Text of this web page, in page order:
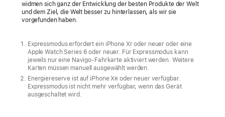
iPhone
und
Watch
vor
Kund:innen
können
widmen sich ganz der Entwicklung der besten Produkte der Welt
und dem Ziel, die Welt besser zu hinterlassen, als wir sie
vorgefunden haben.
Expressmodus erfordert ein iPhone Xr oder neuer oder eine
Apple Watch Series 6 oder neuer. Für Expressmodus kann
jeweils nur eine Navigo-Fahrkarte aktiviert werden. Weitere
Karten müssen manuell ausgewählt werden.
Energiereserve ist auf iPhone XR oder neuer verfügbar.
Expressmodus ist nicht mehr verfügbar, wenn das Gerät
ausgeschaltet wird.